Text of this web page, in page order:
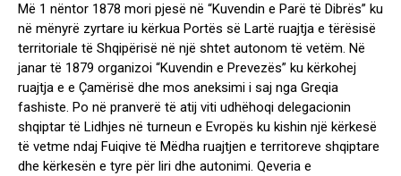
Më 1 nëntor 1878 mori pjesë në “Kuvendin e Parë të Dibrës” ku
në mënyrë zyrtare iu kërkua Portës së Lartë ruajtja e tërësisë
territoriale të Shqipërisë në një shtet autonom të vetëm. Në
janar të 1879 organizoi “Kuvendin e Prevezës” ku kërkohej
ruajtja e e Çamërisë dhe mos aneksimi i saj nga Greqia
fashiste. Po në pranverë të atij viti udhëhoqi delegacionin
shqiptar të Lidhjes në turneun e Evropës ku kishin një kërkesë
të vetme ndaj Fuiqive të Mëdha ruajtjen e territoreve shqiptare
dhe kërkesën e tyre për liri dhe autonimi. Qeveria e